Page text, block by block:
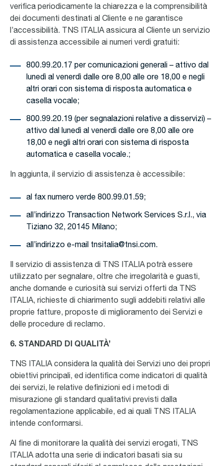
verifica periodicamente la chiarezza e la comprensibilità
dei documenti destinati al Cliente e ne garantisce
l’accessibilità. TNS ITALIA assicura al Cliente un servizio
di assistenza accessibile ai numeri verdi gratuiti:
800.99.20.17 per comunicazioni generali – attivo dal
lunedì al venerdì dalle ore 8,00 alle ore 18,00 e negli
altri orari con sistema di risposta automatica e
casella vocale;
800.99.20.19 (per segnalazioni relative a disservizi) –
attivo dal lunedì al venerdì dalle ore 8,00 alle ore
18,00 e negli altri orari con sistema di risposta
automatica e casella vocale.;
In aggiunta, il servizio di assistenza è accessibile:
al fax numero verde 800.99.01.59;
all’indirizzo Transaction Network Services S.r.l., via
Tiziano 32, 20145 Milano;
all’indirizzo e-mail tnsitalia@tnsi.com.
Il servizio di assistenza di TNS ITALIA potrà essere
utilizzato per segnalare, oltre che irregolarità e guasti,
anche domande e curiosità sui servizi offerti da TNS
ITALIA, richieste di chiarimento sugli addebiti relativi alle
proprie fatture, proposte di miglioramento dei Servizi e
delle procedure di reclamo.
6. STANDARD DI QUALITÀ’
TNS ITALIA considera la qualità dei Servizi uno dei propri
obiettivi principali, ed identifica come indicatori di qualità
dei servizi, le relative definizioni ed i metodi di
misurazione gli standard qualitativi previsti dalla
regolamentazione applicabile, ed ai quali TNS ITALIA
intende conformarsi.
Al fine di monitorare la qualità dei servizi erogati, TNS
ITALIA adotta una serie di indicatori basati sia su